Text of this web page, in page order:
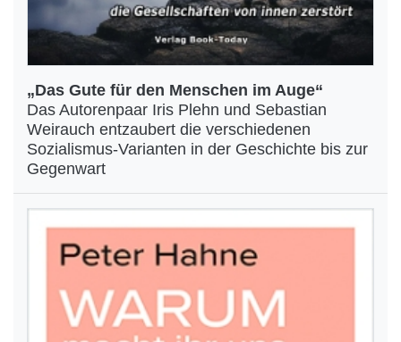
„Das Gute für den Menschen im Auge“
Das Autorenpaar Iris Plehn und Sebastian
Weirauch entzaubert die verschiedenen
Sozialismus-Varianten in der Geschichte bis zur
Gegenwart